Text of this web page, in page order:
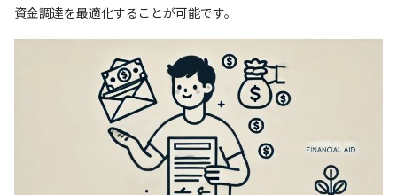
資金調達を最適化することが可能です。